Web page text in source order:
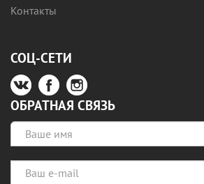
Контакты
СОЦ-СЕТИ
ОБРАТНАЯ СВЯЗЬ